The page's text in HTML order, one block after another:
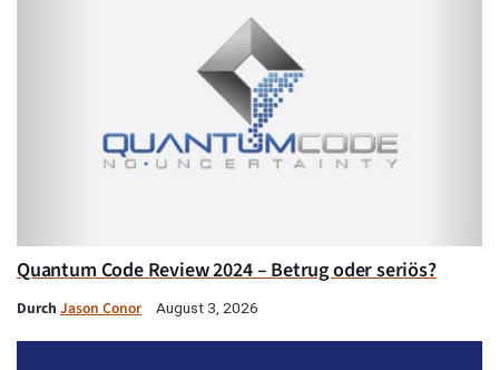
Quantum Code Review 2024 – Betrug oder seriös?
Durch Jason Conor August 3, 2026